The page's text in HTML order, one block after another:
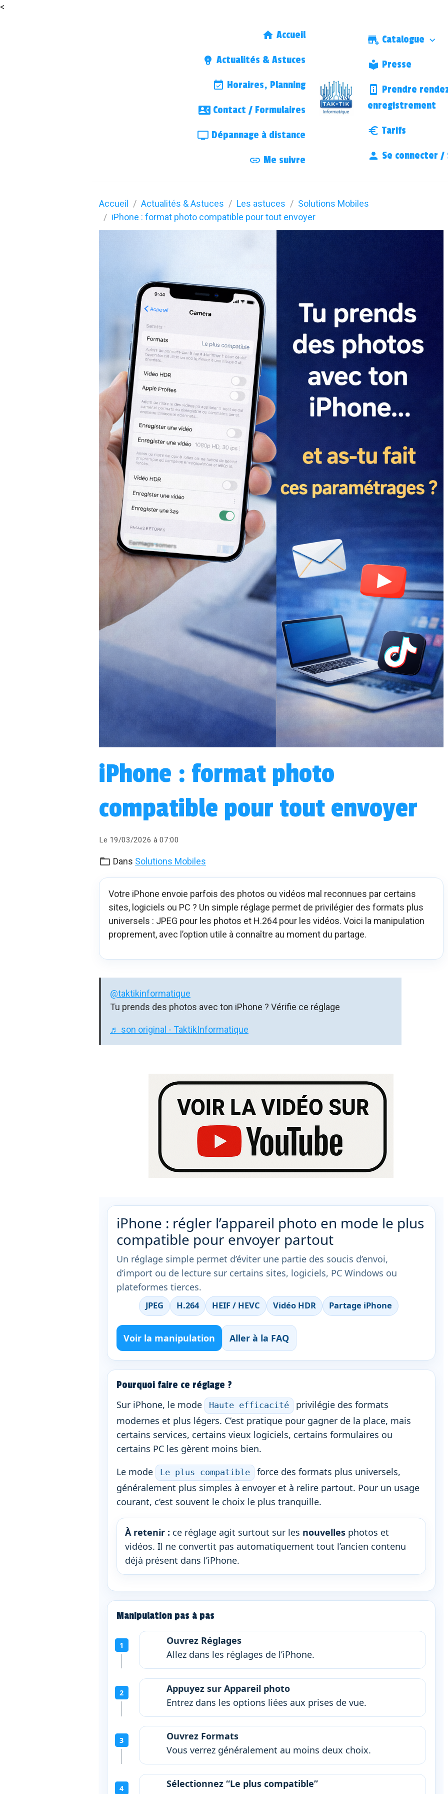
<
Accueil
Actualités & Astuces
Horaires, Planning
Contact / Formulaires
Dépannage à distance
Me suivre
Catalogue
Presse
Prendre
enregistrement
Tarifs
Se connecter /
Accueil Actualités & Astuces Les astuces
Solutions Mobiles
iPhone : format photo compatible pour tout envoyer
iPhone : format photo
compatible pour tout envoyer
Le 19/03/2026 à 07:00
Dans Solutions Mobiles
Votre iPhone envoie parfois des photos ou vidéos mal reconnues par certains
sites, logiciels ou PC ? Un simple réglage permet de privilégier des formats plus
universels : JPEG pour les photos et H.264 pour les vidéos. Voici la manipulation
proprement, avec l’option utile à connaître au moment du partage.
@taktikinformatique
Tu prends des photos avec ton iPhone ? Vérifie ce réglage
♬ son original - TaktikInformatique
iPhone : régler l’appareil photo en mode le plus
compatible pour envoyer partout
Un réglage simple permet d’éviter une partie des soucis d’envoi,
d’import ou de lecture sur certains sites, logiciels, PC Windows ou
plateformes tierces.
JPEG H.264 HEIF / HEVC Vidéo HDR Partage iPhone
Voir la manipulation Aller à la FAQ
Pourquoi faire ce réglage ?
Sur iPhone, le mode
Haute efficacité
privilégie des formats
modernes et plus légers. C’est pratique pour gagner de la place, mais
certains services, certains vieux logiciels, certains formulaires ou
certains PC les gèrent moins bien.
Le mode
Le plus compatible
force des formats plus universels,
généralement plus simples à envoyer et à relire partout. Pour un usage
courant, c’est souvent le choix le plus tranquille.
À retenir : ce réglage agit surtout sur les nouvelles photos et
vidéos. Il ne convertit pas automatiquement tout l’ancien contenu
déjà présent dans l’iPhone.
Manipulation pas à pas
Ouvrez Réglages
Allez dans les réglages de l’iPhone.
Appuyez sur Appareil photo
Entrez dans les options liées aux prises de vue.
Ouvrez Formats
Vous verrez généralement au moins deux choix.
Sélectionnez “Le plus compatible”